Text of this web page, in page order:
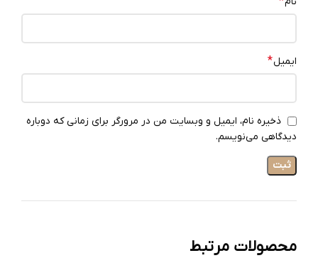
ایمیل*
ذخیره نام، ایمیل و وبسایت من در مرورگر برای زمانی که دوباره
دیدگاهی می‌نویسم.
محصولات مرتبط